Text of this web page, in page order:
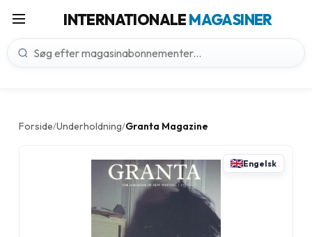
INTERNATIONALEMAGASINER
Forside/Underholdning/Granta Magazine
Engelsk